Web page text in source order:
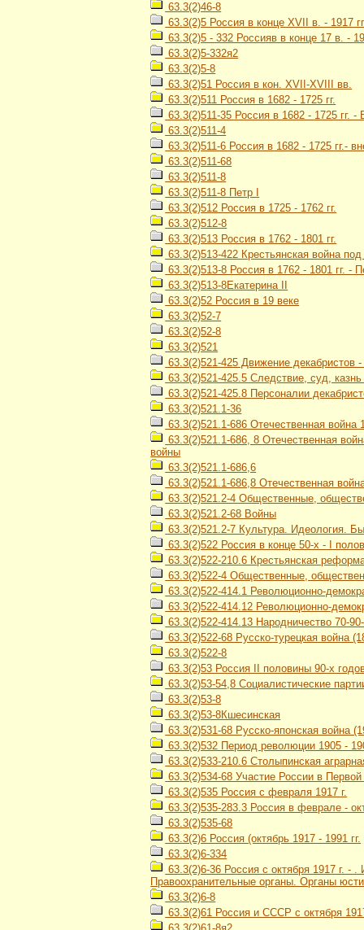
63.3(2)46-8
63.3(2)5 Россия в конце XVII в. - 1917
63.3(2)5 - 332 Россияв в конце 17 в. -
63.3(2)5-332я2
63.3(2)5-8
63.3(2)51 Россия в кон. XVII-XVIII вв.
63.3(2)511 Россия в 1682 - 1725 гг.
63.3(2)511-35 Россия в 1682 - 1725 гг.
63.3(2)511-4
63.3(2)511-6 Россия в 1682 - 1725 гг.-
63.3(2)511-68
63.3(2)511-8
63.3(2)511-8 Петр I
63.3(2)512 Россия в 1725 - 1762 гг.
63.3(2)512-8
63.3(2)513 Россия в 1762 - 1801 гг.
63.3(2)513-422 Крестьянская война
63.3(2)513-8 Россия в 1762 - 1801 гг. -
63.3(2)513-8Екатерина II
63.3(2)52 Россия в 19 веке
63.3(2)52-7
63.3(2)52-8
63.3(2)521
63.3(2)521-425 Движение декабристов
63.3(2)521-425.5 Следствие, суд,
63.3(2)521-425.8 Персоналии
63.3(2)521.1-36
63.3(2)521.1-686 Отечественная война
63.3(2)521.1-686, 8 Отечественная
войны
63.3(2)521.1-686,6
63.3(2)521.1-686,8 Отечественная
63.3(2)521.2-4 Общественные,
63.3(2)521.2-68 Войны
63.3(2)521.2-7 Культура. Идеология.
63.3(2)522 Россия в конце 50-х - I
63.3(2)522-210.6 Крестьянская
63.3(2)522-4 Общественные,
63.3(2)522-414.1 Революционно-
63.3(2)522-414.12 Революционно-
63.3(2)522-414.13 Народничество 70-
63.3(2)522-68 Русско-турецкая война
63.3(2)522-8
63.3(2)53 Россия II половины 90-х
63.3(2)53-54,8 Социалистические
63.3(2)53-8
63.3(2)53-8Кшесинская
63.3(2)531-68 Русско-японская война
63.3(2)532 Период революции 1905 -
63.3(2)533-210.6 Столыпинская
63.3(2)534-68 Участие России в
63.3(2)535 Россия с февраля 1917 г.
63.3(2)535-283.3 Россия в феврале -
63.3(2)535-68
63.3(2)6 Россия (октябрь 1917 - 1991 гг.
63.3(2)6-334
63.3(2)6-36 Россия с октября 1917 г. -
Правоохранительные органы. Органы
63.3(2)6-8
63.3(2)61 Россия и СССР с октября